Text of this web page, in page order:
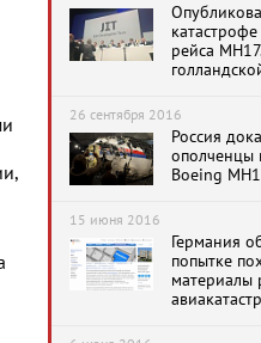
рейса
26 сентября 2016
Россия
ополченцы
Boeing
15 июня 2016
Германия
попытке
материалы